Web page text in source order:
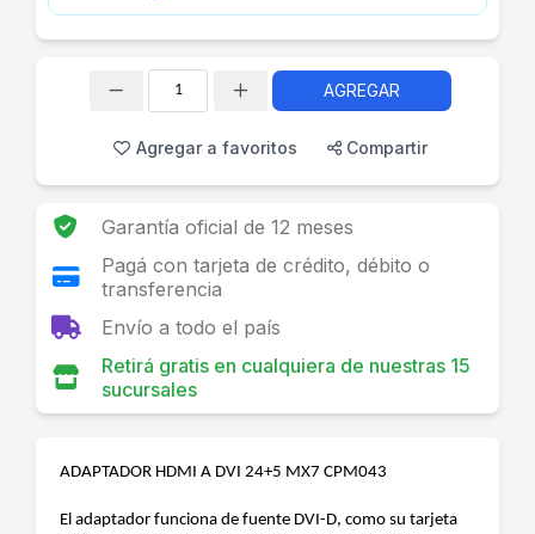
AGREGAR
Agregar a favoritos Compartir
Garantía oficial de 12 meses
Pagá con tarjeta de crédito, débito o
transferencia
Envío a todo el país
Retirá gratis en cualquiera de nuestras 15
sucursales
ADAPTADOR HDMI A DVI 24+5 MX7 CPM043
El adaptador funciona de fuente DVI-D, como su tarjeta